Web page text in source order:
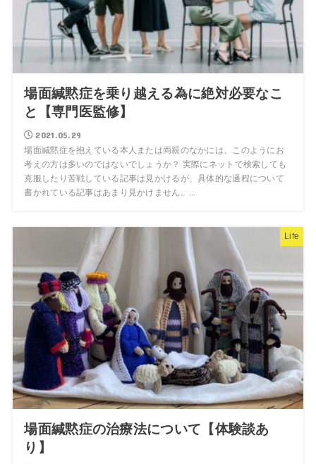
場面緘黙症を乗り越える為に絶対必要なこ
と【専門医監修】
2021.05.29
場面緘黙症を抱えている本人または両親のなかには、このようにお
考えの方は多いのではないでしょうか？ 実際にネットで検索しても
克服したり苦戦している記事は見かけるが、具体的な過程について
書かれている記事はあまり見かけません。...
Life
場面緘黙症の治療法について【体験談あ
り】